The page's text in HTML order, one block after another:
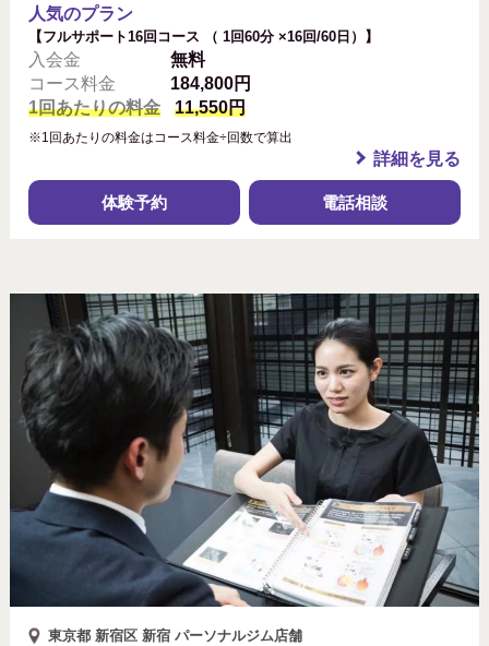
人気のプラン
【フルサポート16回コース （ 1回60分 ×16回/60日）】
入会金
無料
コース料金
184,800円
1回あたりの料金
11,550円
※1回あたりの料金はコース料金÷回数で算出
詳細を見る
体験予約 電話相談
東京都 新宿区 新宿 パーソナルジム店舗